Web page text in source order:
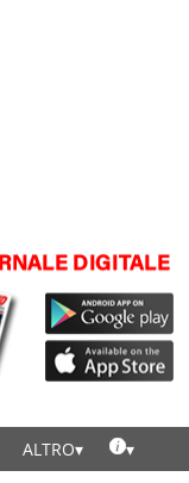
ALTRO